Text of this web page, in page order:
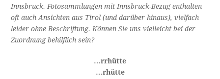
Innsbruck. Fotosammlungen mit Innsbruck-Bezug enthalten
oft auch Ansichten aus Tirol (und darüber hinaus), vielfach
leider ohne Beschriftung. Können Sie uns vielleicht bei der
Zuordnung behilflich sein?
…rrhütte
…rhütte